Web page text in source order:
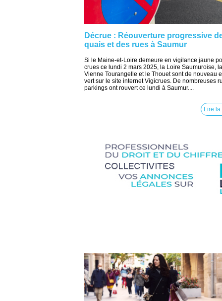
Décrue : Réouverture progressive
quais et des rues à Saumur
Si le Maine-et-Loire demeure en vigilance jaune
crues ce lundi 2 mars 2025, la Loire Saumuroise, la
Vienne Tourangelle et le Thouet sont de nouveau
vert sur le site internet Vigicrues. De nombreuses
parkings ont rouvert ce lundi à Saumur....
Lire la